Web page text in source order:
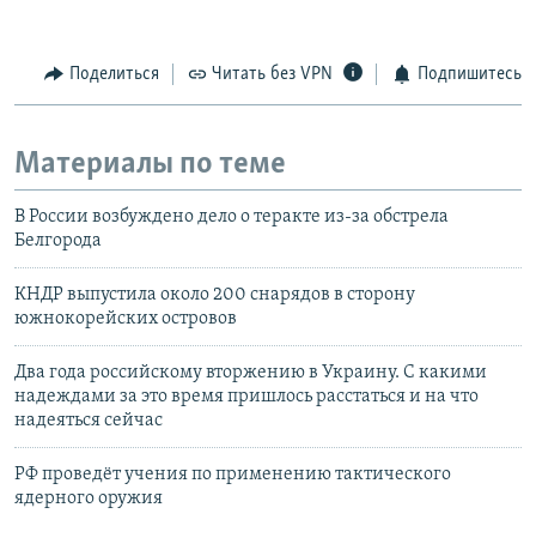
Поделиться Читать без VPN Подпишитесь
Материалы по теме
В России возбуждено дело о теракте из-за обстрела
Белгорода
КНДР выпустила около 200 снарядов в сторону
южнокорейских островов
Два года российскому вторжению в Украину. С какими
надеждами за это время пришлось расстаться и на что
надеяться сейчас
РФ проведёт учения по применению тактического
ядерного оружия